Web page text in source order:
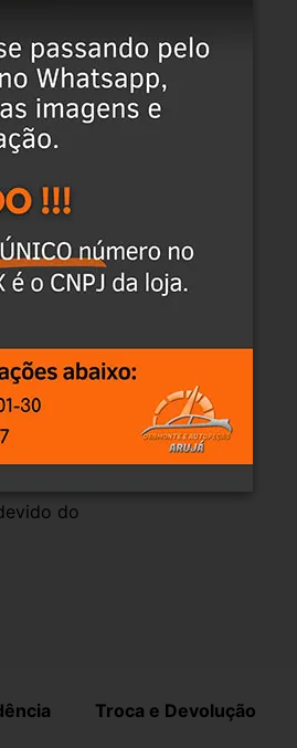
contato
servirá
estão em
são
do
Troca e Devolução